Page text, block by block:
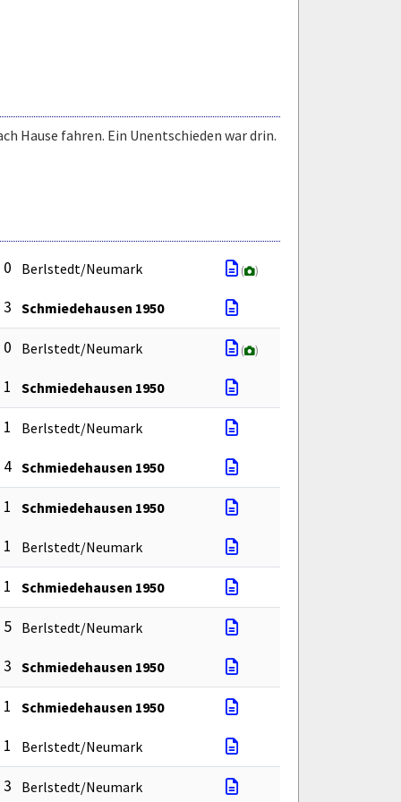
Hause fahren. Ein Unentschieden war drin.
0 Berlstedt/Neumark ( )
3 Schmiedehausen 1950
0 Berlstedt/Neumark ( )
Schmiedehausen 1950
Berlstedt/Neumark
4 Schmiedehausen 1950
Schmiedehausen 1950
Berlstedt/Neumark
Schmiedehausen 1950
5 Berlstedt/Neumark
3 Schmiedehausen 1950
Schmiedehausen 1950
Berlstedt/Neumark
3 Berlstedt/Neumark